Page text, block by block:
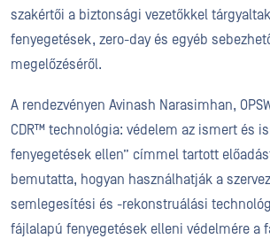
szakértői a biztonsági vezetőkkel
fenyegetések, zero-day és egyéb
megelőzéséről.
A rendezvényen Avinash Narasimhan,
CDR™ technológia: védelem az ismert és
fenyegetések ellen” címmel tartott
bemutatta, hogyan használhatják a
semlegesítési és -rekonstruálási
fájlalapú fenyegetések elleni védelmére a